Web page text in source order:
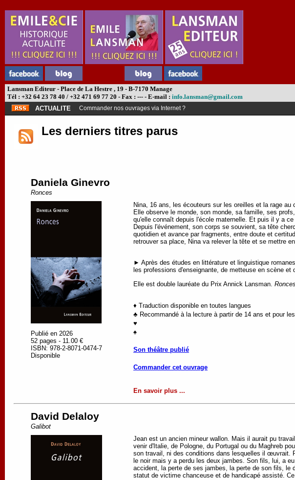
Lansman Editeur - Place de La Hestre , 19 - B-7170 Manage
Tél : +32 64 23 78 40 / +32 471 69 77 20 - Fax : --- - E-mail : info.lansman@gmail.com
ACTUALITE Abonnement théâtre ?
Les derniers titres parus
Daniela Ginevro
Ronces
Publié en 2026
52 pages - 11.00 €
ISBN: 978-2-8071-0474-7
Disponible
Nina, 16 ans, les écouteurs sur les oreilles et la rage au
Elle observe le monde, son monde, sa famille, ses
qu'elle connaît depuis l'école maternelle. Et puis il y a
Depuis l'événement, son corps se souvient, sa tête
quotidien et avance par fragments, entre doute et
retrouver sa place, Nina va relever la tête et se mettre
► Après des études en littérature et linguistique
les professions d'enseignante, de metteuse en scène et
Elle est double lauréate du Prix Annick Lansman. Ronces
♦ Traduction disponible en toutes langues
♣ Recommandé à la lecture à partir de 14 ans et pour
♥
♠
Son théâtre publié
Commander cet ouvrage
En savoir plus ...
David Delaloy
Galibot
Jean est un ancien mineur wallon. Mais il aurait pu
venir d'Italie, de Pologne, du Portugal ou du Maghreb
son travail, ni des conditions dans lesquelles il œuvrait.
le noir mais y a perdu les deux jambes. Son fils, lui, a
accident, la perte de ses jambes, la perte de son fils,
statut de victime chanceuse et de handicapé assisté.